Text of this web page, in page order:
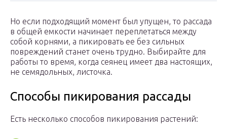
Но если подходящий момент был упущен, то рассада
в общей емкости начинает переплетаться между
собой корнями, а пикировать ее без сильных
повреждений станет очень трудно. Выбирайте для
работы то время, когда сеянец имеет два настоящих,
не семядольных, листочка.
Способы пикирования рассады
Есть несколько способов пикирования растений: